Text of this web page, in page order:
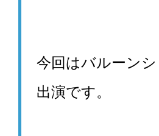
今回はバルーン
出演です。